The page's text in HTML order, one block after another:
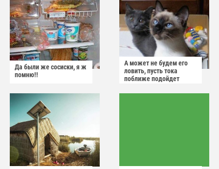
Да были же сосиски, я ж
помню!!
А может не будем его
ловить, пусть тока
поближе подойдет